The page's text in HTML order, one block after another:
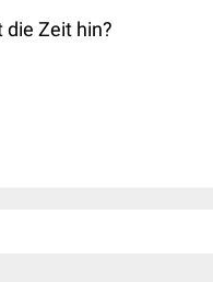
die Zeit hin?